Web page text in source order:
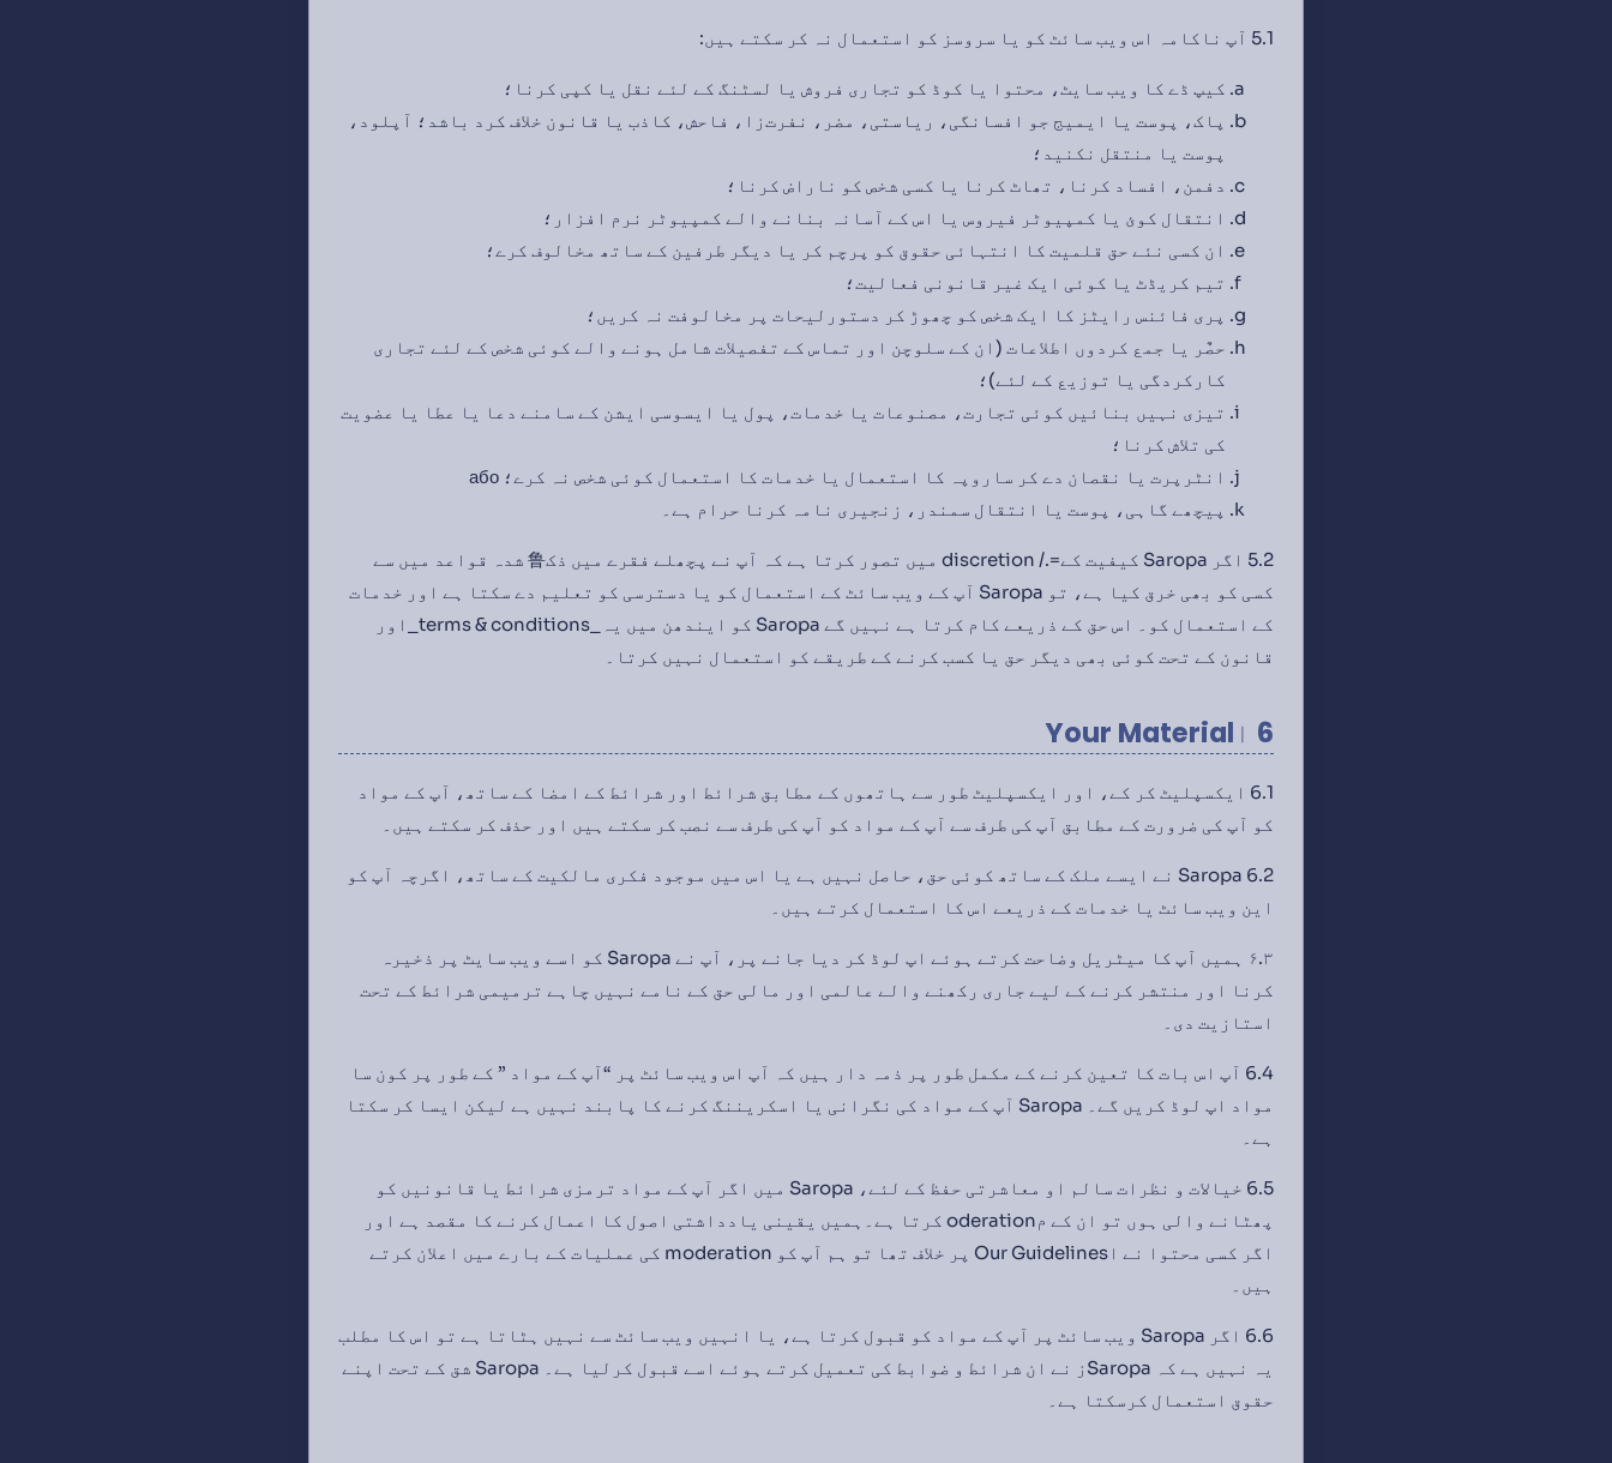
5.1 آپ ناکامہ اس ویب سائٹ کو یا سروسز کو استعمال نہ کر سکتے ہیں:
کیپ ڈے کا ویب سایٹ، محتوا یا کوڈ کو تجاری فروش یا لسٹنگ کے لئے نقل یا کپی کرنا؛
پاک، پوست یا ایمیج جو افسانگی، ریاستی، مضر، نفرت‌زا، فاحش، کاذب یا قانون خلاف کرد باشد؛ آپلود،
پوست یا منتقل نکنید؛
دفمن، افساد کرنا، تھاٹ کرنا یا کسی شخص کو ناراض کرنا؛
انتقال کوئ یا کمپیوٹر فیروس یا اس کے آسانہ بنانے والے کمپیوٹر نرم افزار؛
ان کسی نئے حق قلمیت کا انتہائی حقوق کو پرچم کر یا دیگر طرفین کے ساتھ مخالوف کرے؛
تیم کریڈٹ یا کوئی ایک غیر قانونی فعالیت؛
پری فائنس رایٹز کا ایک شخص کو چھوڑ کر دستورلیحات پر مخالوفت نہ کریں؛
حصٌر یا جمع کردوں اطلاعات (ان کے سلوچن اور تماس کے تفصیلات شامل ہونے والے کوئی شخص کے لئے تجاری
کارکردگی یا توزیع کے لئے)؛
تیزی نہیں بنائیں کوئی تجارت، مصنوعات یا خدمات، پول یا ایسوسی ایشن کے سامنے دعا یا عطا یا عضویت
کی تلاش کرنا؛
انٹرپرت یا نقصان دے کر ساروپہ کا استعمال یا خدمات کا استعمال کوئی شخص نہ کرے؛ або
پیچھے گاہی، پوست یا انتقال سمندر، زنجیری نامہ کرنا حرام ہے۔
5.2 اگر Saropa کیفیت کے=./ discretion میں تصور کرتا ہے کہ آپ نے پچھلے فقرے میں ذک鲁 شدہ قواعد میں سے
کسی کو بھی خرق کیا ہے، تو Saropa آپ کے ویب سائٹ کے استعمال کو یا دسترسی کو تعلیم دے سکتا ہے اور خدمات
کے استعمال کو۔ اس حق کے ذریعے کام کرتا ہے نہیں گے Saropa کو ایندھن میں یہ_terms & conditions_اور
قانون کے تحت کوئی بھی دیگر حق یا کسب کرنے کے طریقے کو استعمال نہیں کرتا۔
6 اYour Material
6.1 ایکسپلیٹ کر کے، اور ایکسپلیٹ طور سے ہاتھوں کے مطابق شرائط اور شرائط کے امضا کے ساتھ، آپ کے مواد
کو آپ کی ضرورت کے مطابق آپ کی طرف سے آپ کے مواد کو آپ کی طرف سے نصب کر سکتے ہیں اور حذف کر سکتے ہیں۔
6.2 Saropa نے ایسے ملک کے ساتھ کوئی حق، حاصل نہیں ہے یا اس میں موجود فکری مالکیت کے ساتھ، اگرچہ آپ کو
این ویب سائٹ یا خدمات کے ذریعے اس کا استعمال کرتے ہیں۔
۶.۳ ہمیں آپ کا میٹریل وضاحت کرتے ہوئے اپ لوڈ کر دیا جانے پر، آپ نے Saropa کو اسے ویب سایٹ پر ذخیرہ
کرنا اور منتشر کرنے کے لیے جاری رکھنے والے عالمی اور مالی حق کے نامے نہیں چاہے ترمیمی شرائط کے تحت
استازیت دی۔
6.4 آپ اس بات کا تعین کرنے کے مکمل طور پر ذمہ دار ہیں کہ آپ اس ویب سائٹ پر “آپ کے مواد ” کے طور پر کون سا
مواد اپ لوڈ کریں گے۔ Saropa آپ کے مواد کی نگرانی یا اسکریننگ کرنے کا پابند نہیں ہے لیکن ایسا کر سکتا
ہے۔
6.5 خیالات و نظرات سالم او معاشرتی حفظ کے لئے، Saropa میں اگر آپ کے مواد ترمزی شرائط یا قانونیں کو
پھٹانے والی ہوں تو ان کے مoderation کرتا ہے۔ہمیں یقینی یادداشتی اصول کا اعمال کرنے کا مقصد ہے اور
اگر کسی محتوا نے اOur Guidelines پر خلاف تھا تو ہم آپ کو moderation کی عملیات کے بارے میں اعلان کرتے
ہیں۔
6.6 اگر Saropa ویب سائٹ پر آپ کے مواد کو قبول کرتا ہے، یا انہیں ویب سائٹ سے نہیں ہٹاتا ہے تو اس کا مطلب
یہ نہیں ہے کہ Saropaز نے ان شرائط و ضوابط کی تعمیل کرتے ہوئے اسے قبول کرلیا ہے۔ Saropa شق کے تحت اپنے
حقوق استعمال کرسکتا ہے۔